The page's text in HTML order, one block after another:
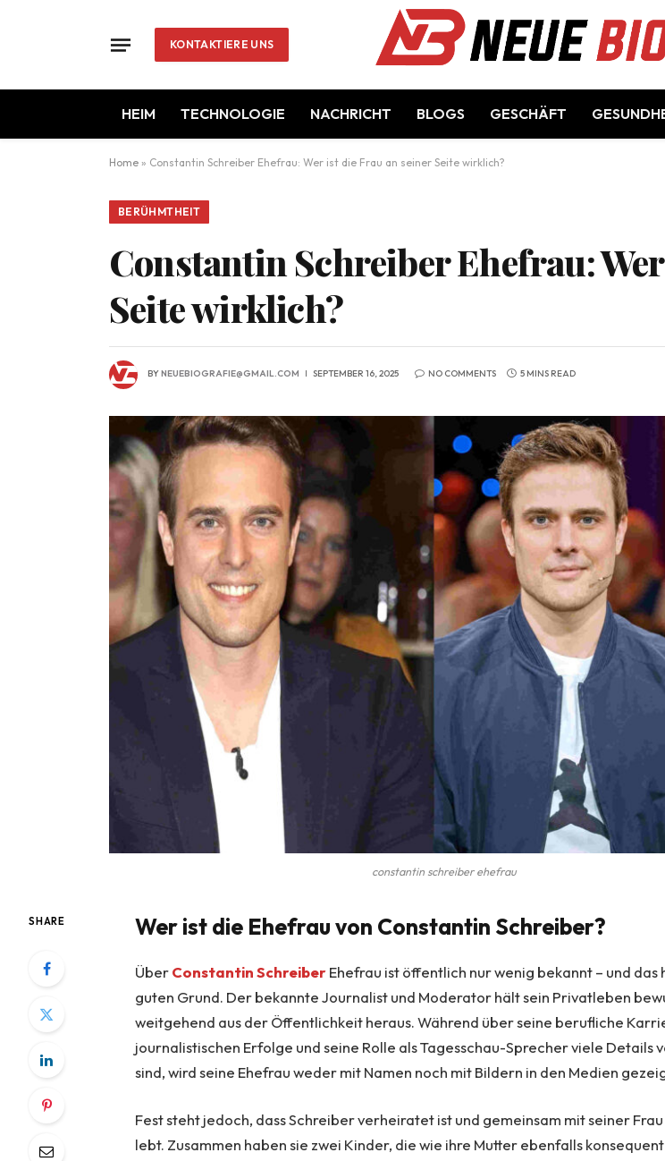
KONTAKTIERE UNS
HEIM TECHNOLOGIE NACHRICHT BLOGS GESCHÄFT
Home » Constantin Schreiber Ehefrau: Wer ist die Frau an seiner Seite wirklich?
BERÜHMTHEIT
Constantin Schreiber Ehefrau:
Seite wirklich?
BYNEUEBIOGRAFIE@GMAIL.COM SEPTEMBER 16, 2025 NO COMMENTS 5 MINS READ
constantin schreiber ehefrau
SHARE Wer ist die Ehefrau von Constantin Schreiber?
ÜberConstantin SchreiberEhefrau ist öffentlich nur wenig bekannt – und das
guten Grund. Der bekannte Journalist und Moderator hält sein Privatleben
weitgehend aus der Öffentlichkeit heraus. Während über seine berufliche
journalistischen Erfolge und seine Rolle als Tagesschau-Sprecher viele Details
sind, wird seine Ehefrau weder mit Namen noch mit Bildern in den Medien
Fest steht jedoch, dass Schreiber verheiratet ist und gemeinsam mit seiner Frau
lebt. Zusammen haben sie zwei Kinder, die wie ihre Mutter ebenfalls